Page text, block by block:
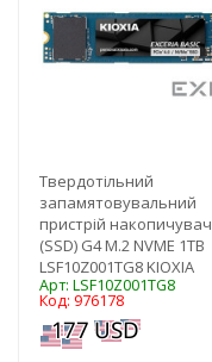
Твердотільний
запамятовувальний
пристрій накопичувач
(SSD) G4 M.2 NVME 1TB
LSF10Z001TG8 KIOXIA
Арт: LSF10Z001TG8
Код: 976178